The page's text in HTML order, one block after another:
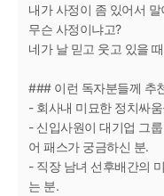
내가 사정이 좀 있어서 말
무슨 사정이냐고?
네가 날 믿고 웃고 있을
### 이런 독자분들께 추
- 회사내 미묘한 정치싸
- 신입사원이 대기업 그
어 패스가 궁금하신 분.
- 직장 남녀 선후배간의
는 분.